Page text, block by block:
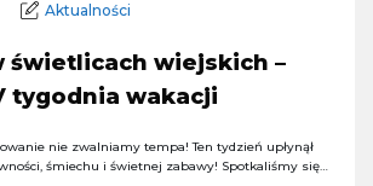
Aktualności
świetlicach wiejskich –
tygodnia wakacji
nie zwalniamy tempa! Ten tydzień upłynął
śmiechu i świetnej zabawy! Spotkaliśmy się…